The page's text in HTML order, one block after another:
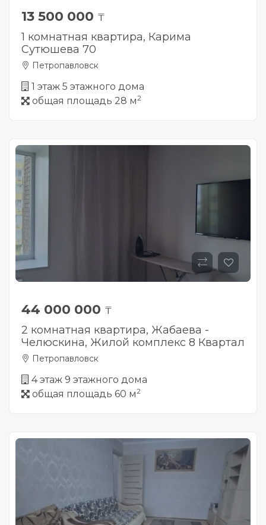
13 500 000 ₸
1 комнатная квартира, Карима
Сутюшева 70
Петропавловск
1 этаж 5 этажного дома
общая площадь 28 м2
44 000 000 ₸
2 комнатная квартира, Жабаева -
Челюскина, Жилой комплекс 8 Квартал
Петропавловск
4 этаж 9 этажного дома
общая площадь 60 м2